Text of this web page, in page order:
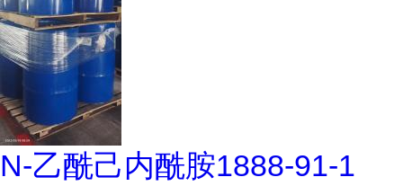
N-乙酰己内酰胺1888-91-1